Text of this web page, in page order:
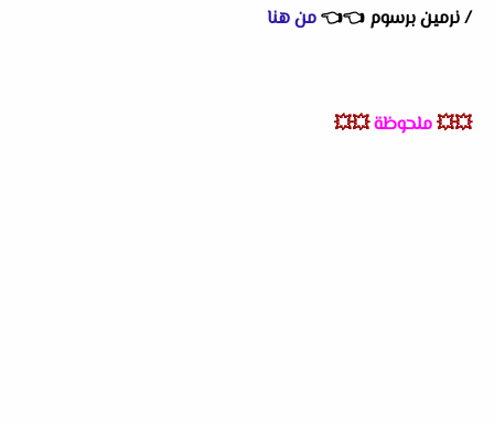
/ نرمين برسوم 👈
👈من هنا
💥💥ملحوظة💥💥